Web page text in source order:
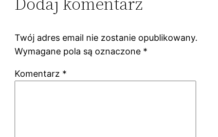
Twój adres email nie zostanie opublikowany.
Wymagane pola są oznaczone *
Komentarz *